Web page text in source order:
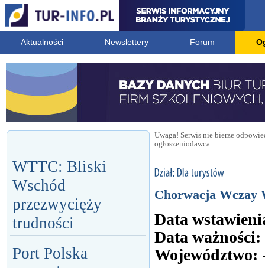
Aktualności Newslettery Forum
WTTC: Bliski
Wschód
przezwycięży
trudności
Port Polska
Uwaga! Serwis nie bierze
ogłoszeniodawca.
Chorwacja
Data
Data ważności:
Województwo: